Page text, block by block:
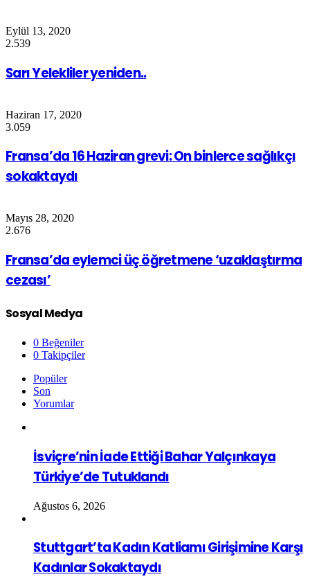
Eylül 13, 2020
2.539
Sarı Yelekliler yeniden..
Haziran 17, 2020
3.059
Fransa’da 16 Haziran grevi: On binlerce sağlıkçı
sokaktaydı
Mayıs 28, 2020
2.676
Fransa’da eylemci üç öğretmene ‘uzaklaştırma
cezası’
Sosyal Medya
0 Beğeniler
0 Takipçiler
Popüler
Son
Yorumlar
İsviçre’nin İade Ettiği Bahar Yalçınkaya
Türkiye’de Tutuklandı
Ağustos 6, 2026
Stuttgart’ta Kadın Katliamı Girişimine Karşı
Kadınlar Sokaktaydı